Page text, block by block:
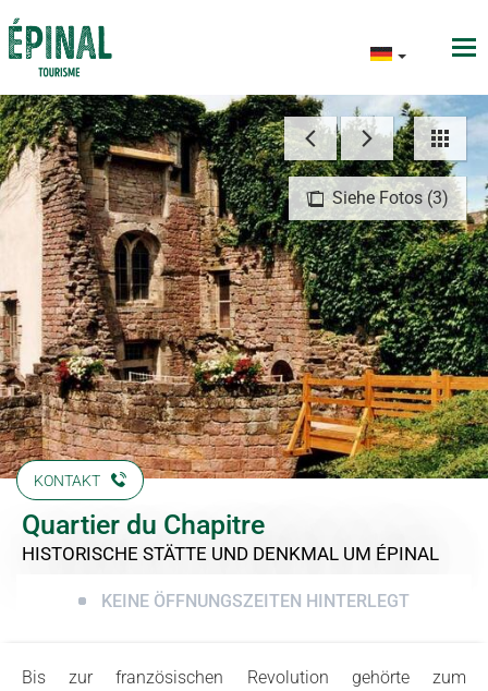
Siehe Fotos (3)
KONTAKT
Quartier du Chapitre
HISTORISCHE STÄTTE UND DENKMAL UM ÉPINAL
KEINE ÖFFNUNGSZEITEN HINTERLEGT
Bis zur französischen Revolution gehörte zum